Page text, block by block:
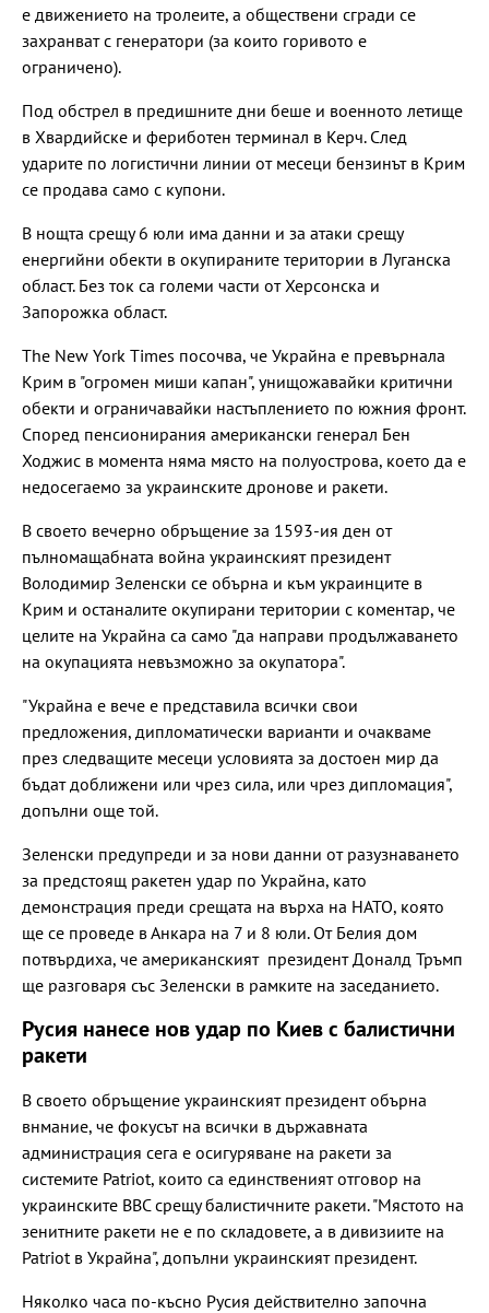
е движението на тролеите, а обществени сгради се
захранват с генератори (за които горивото е
ограничено).
Под обстрел в предишните дни беше и военното летище
в Хвардийске и фериботен терминал в Керч. След
ударите по логистични линии от месеци бензинът в Крим
се продава само с купони.
В нощта срещу 6 юли има данни и за атаки срещу
енергийни обекти в окупираните територии в Луганска
област. Без ток са големи части от Херсонска и
Запорожка област.
The New York Times посочва, че Украйна е превърнала
Крим в "огромен миши капан", унищожавайки критични
обекти и ограничавайки настъплението по южния фронт.
Според пенсионирания американски генерал Бен
Ходжис в момента няма място на полуострова, което да е
недосегаемо за украинските дронове и ракети.
В своето вечерно обръщение за 1593-ия ден от
пълномащабната война украинският президент
Володимир Зеленски се обърна и към украинците в
Крим и останалите окупирани територии с коментар, че
целите на Украйна са само "да направи продължаването
на окупацията невъзможно за окупатора".
"Украйна е вече е представила всички свои
предложения, дипломатически варианти и очакваме
през следващите месеци условията за достоен мир да
бъдат доближени или чрез сила, или чрез дипломация",
допълни още той.
Зеленски предупреди и за нови данни от разузнаването
за предстоящ ракетен удар по Украйна, като
демонстрация преди срещата на върха на НАТО, която
ще се проведе в Анкара на 7 и 8 юли. От Белия дом
потвърдиха, че американският президент Доналд Тръмп
ще разговаря със Зеленски в рамките на заседанието.
Русия нанесе нов удар по Киев с балистични
ракети
В своето обръщение украинският президент обърна
внмание, че фокусът на всички в държавната
администрация сега е осигуряване на ракети за
системите Patriot, които са единственият отговор на
украинските ВВС срещу балистичните ракети. "Мястото на
зенитните ракети не е по складовете, а в дивизиите на
Patriot в Украйна", допълни украинският президент.
Няколко часа по-късно Русия действително започна